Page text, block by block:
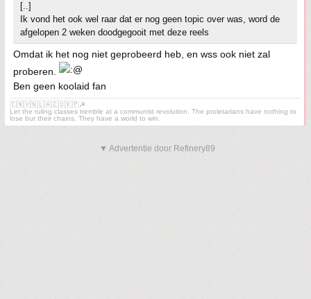
[..]
Ik vond het ook wel raar dat er nog geen topic over was, word de
afgelopen 2 weken doodgegooit met deze reels
Omdat ik het nog niet geprobeerd heb, en wss ook niet zal
proberen.
Ben geen koolaid fan
🇨🇳🇻🇳🇱🇦🇨🇺🇰🇵☭
Let the ruling classes tremble at a communist revolution. The proletarians have nothing to
lose but their chains. They have a world to win.
▼ Advertentie door Refinery89